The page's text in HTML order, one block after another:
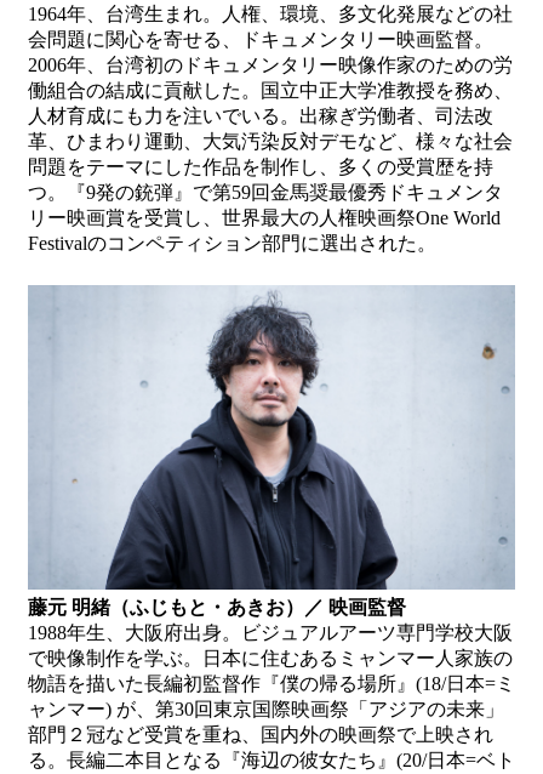
1964年、台湾生まれ。人権、環境、多文化発展などの社
会問題に関心を寄せる、ドキュメンタリー映画監督。
2006年、台湾初のドキュメンタリー映像作家のための労
働組合の結成に貢献した。国立中正大学准教授を務め、
人材育成にも力を注いでいる。出稼ぎ労働者、司法改
革、ひまわり運動、大気汚染反対デモなど、様々な社会
問題をテーマにした作品を制作し、多くの受賞歴を持
つ。『9発の銃弾』で第59回金馬奨最優秀ドキュメンタ
リー映画賞を受賞し、世界最大の人権映画祭One World
Festivalのコンペティション部門に選出された。
藤元 明緒（ふじもと・あきお）／ 映画監督
1988年生、大阪府出身。ビジュアルアーツ専門学校大阪
で映像制作を学ぶ。日本に住むあるミャンマー人家族の
物語を描いた長編初監督作『僕の帰る場所』(18/日本=ミ
ャンマー) が、第30回東京国際映画祭「アジアの未来」
部門２冠など受賞を重ね、国内外の映画祭で上映され
る。長編二本目となる『海辺の彼女たち』(20/日本=ベト